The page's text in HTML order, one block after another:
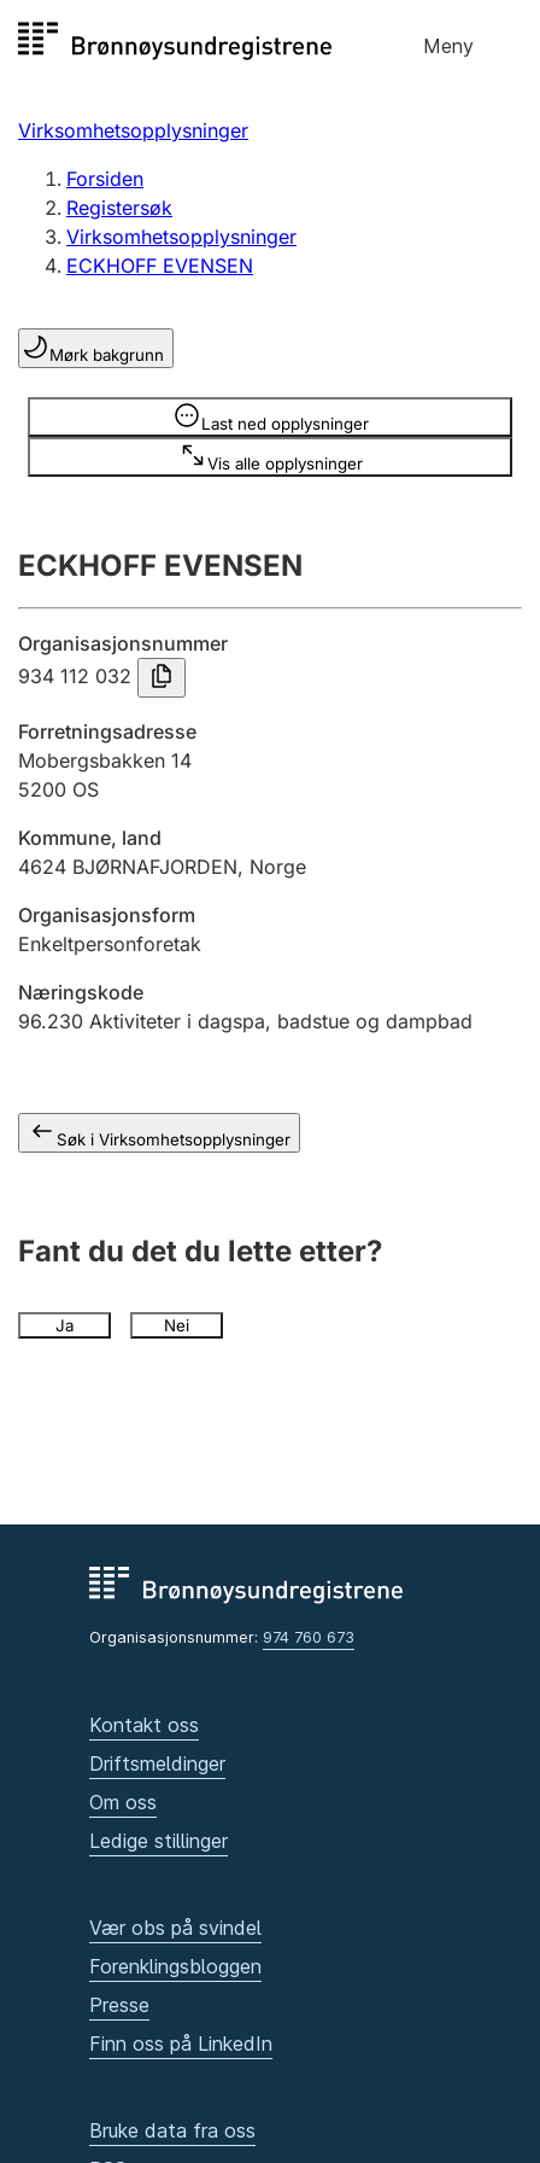
til
Meny
Registersøk
Aksjeselskap
Enkeltpersonforetak
Registrere, endre, slette
Lag og forening
Registrere, endre, slette
Årsregnskap
Innsending og forsinkelsesgebyr
Tinglysing
Jeger
Ektepaktveileder
Offentlig sektor
Virksomhetsopplysninger
Forsiden
Registersøk
Virksomhetsopplysninger
ECKHOFF EVENSEN
Mørk bakgrunn
Last ned opplysninger
Vis alle opplysninger
Opplysninger er skjult
ECKHOFF EVENSEN
Organisasjonsnummer
934 112 032
Forretningsadresse
Mobergsbakken 14
5200 OS
Kommune, land
4624 BJØRNAFJORDEN, Norge
Organisasjonsform
Enkeltpersonforetak
Næringskode
96.230 Aktiviteter i dagspa, badstue og dampbad
Søk i Virksomhetsopplysninger
Fant du det du lette etter?
Ja Nei
Organisasjonsnummer: 974 760 673
Kontakt oss
Driftsmeldinger
Om oss
Ledige stillinger
Vær obs på svindel
Forenklingsbloggen
Presse
Finn oss på LinkedIn
Bruke data fra oss